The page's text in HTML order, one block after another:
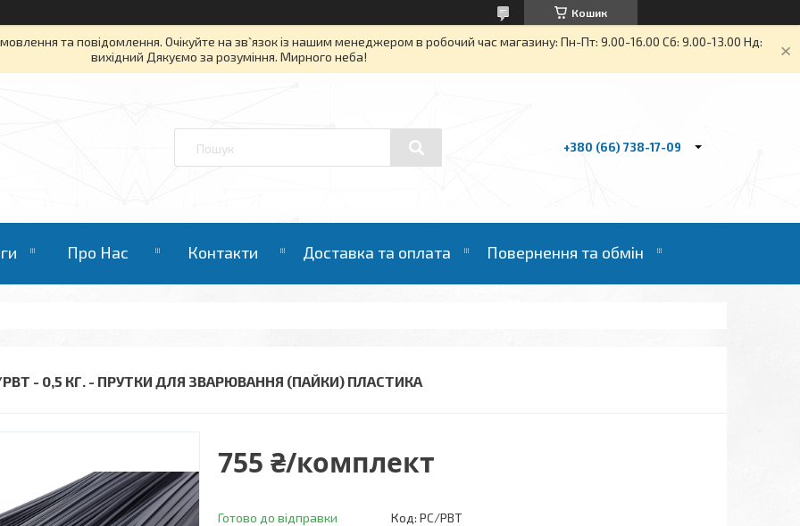
Кошик
та повідомлення. Очікуйте на зв`язок із нашим менеджером в робочий час магазину: Пн-Пт: 9.00-16.00 Сб: 9.00-13.00 Нд:
вихідний Дякуємо за розуміння. Мирного неба!
+380 (66) 738-17-09
Про Нас Контакти Доставка та оплата Повернення та обмін
- 0,5 КГ. - ПРУТКИ ДЛЯ ЗВАРЮВАННЯ (ПАЙКИ) ПЛАСТИКА
755 ₴/комплект
Готово до відправки Код: РС/РВТ